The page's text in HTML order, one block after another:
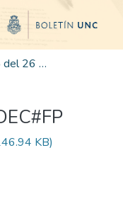
Edición 001/2025 del 26 de mayo de 2025
KB)